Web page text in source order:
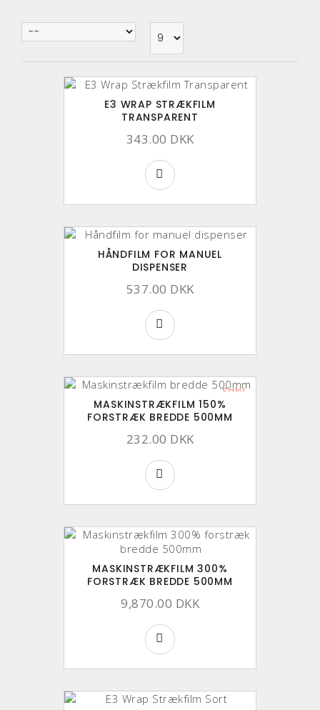
E3 WRAP STRÆKFILM
TRANSPARENT
343.00 DKK
HÅNDFILM FOR MANUEL
DISPENSER
537.00 DKK
Sale!
MASKINSTRÆKFILM 150%
FORSTRÆK BREDDE 500MM
232.00 DKK
MASKINSTRÆKFILM 300%
FORSTRÆK BREDDE 500MM
9,870.00 DKK